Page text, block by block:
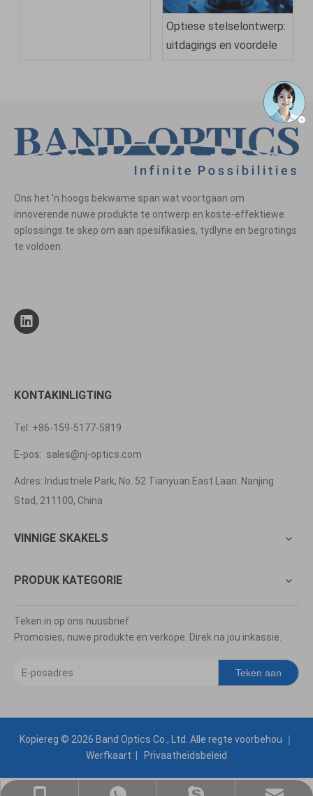
Optiese stelselontwerp:
uitdagings en voordele
Ons het 'n hoogs bekwame span wat voortgaan om
innoverende nuwe produkte te ontwerp en koste-effektiewe
oplossings te skep om aan spesifikasies, tydlyne en begrotings
te voldoen.
KONTAKINLIGTING
Tel: +86-159-5177-5819
E-pos: sales@nj-optics.com
Adres: Industriële Park, No. 52 Tianyuan East Laan. Nanjing
Stad, 211100, China
VINNIGE SKAKELS
PRODUK KATEGORIE
Teken in op ons nuusbrief
Promosies, nuwe produkte en verkope. Direk na jou inkassie.
Teken aan
Kopiereg © 2026 Band Optics Co., Ltd. Alle regte voorbehou ｜
Werfkaart
Privaatheidsbeleid